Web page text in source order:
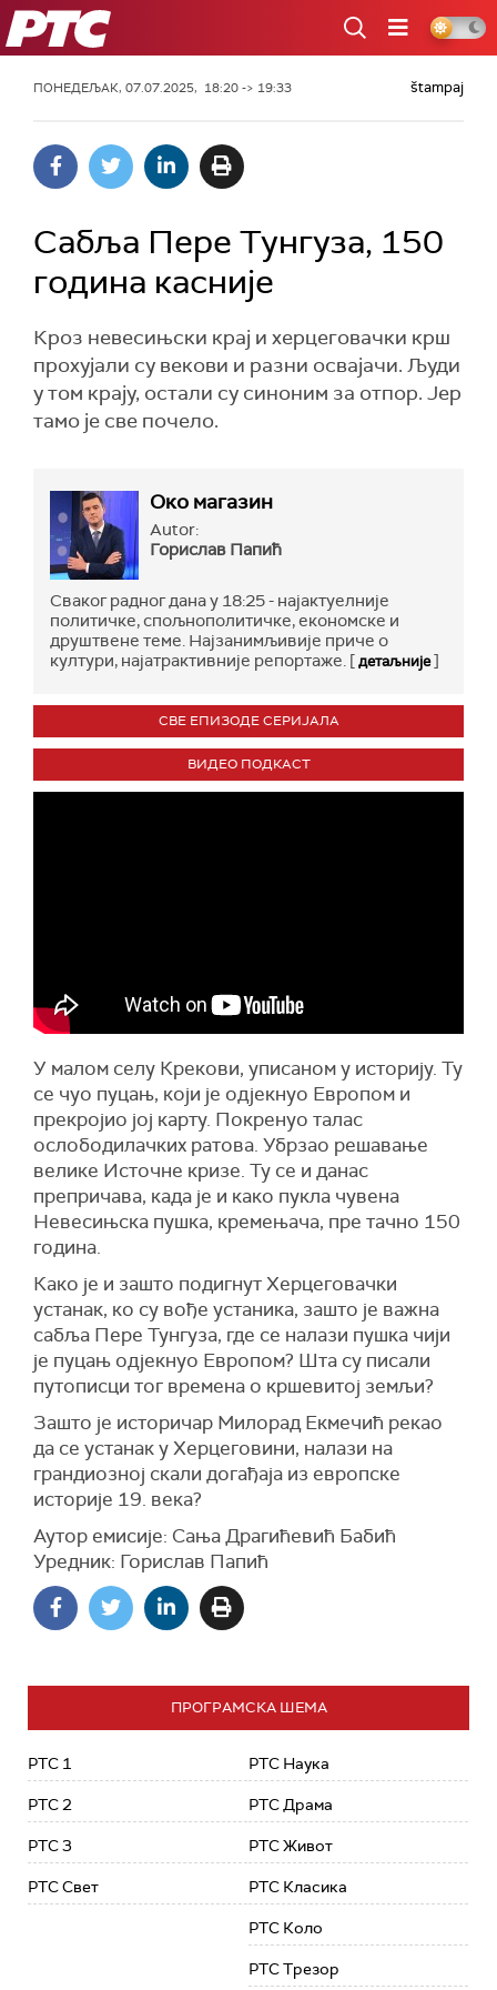
РТС
ПОНЕДЕЉАК, 07.07.2025, 18:20 -> 19:33 štampaj
Сабља Пере Тунгуза, 150
година касније
Кроз невесињски крај и херцеговачки крш
прохујали су векови и разни освајачи. Људи
у том крају, остали су синоним за отпор. Јер
тамо је све почело.
Око магазин
Autor:
Горислав Папић
Сваког радног дана у 18:25 - најактуелније
политичке, спољнополитичке, економске и
друштвене теме. Најзанимљивије приче о
култури, најатрактивније репортаже. [детаљније]
СВЕ ЕПИЗОДЕ СЕРИЈАЛА
ВИДЕО ПОДКАСТ
У малом селу Крекови, уписаном у историју. Ту
се чуо пуцањ, који је одјекнуо Европом и
прекројио јој карту. Покренуо талас
ослободилачких ратова. Убрзао решавање
велике Источне кризе. Ту се и данас
препричава, када је и како пукла чувена
Невесињска пушка, кремењача, пре тачно 150
година.
Како је и зашто подигнут Херцеговачки
устанак, ко су вође устаника, зашто је важна
сабља Пере Тунгуза, где се налази пушка чији
је пуцањ одјекнуо Европом? Шта су писали
путописци тог времена о кршевитој земљи?
Зашто је историчар Милорад Екмечић рекао
да се устанак у Херцеговини, налази на
грандиозној скали догађаја из европске
историје 19. века?
Аутор емисије: Сања Драгићевић Бабић
Уредник: Горислав Папић
ПРОГРАМСКА ШЕМА
РТС 1
РТС 2
РТС 3
РТС Свет
РТС Наука
РТС Драма
РТС Живот
РТС Класика
РТС Коло
РТС Трезор